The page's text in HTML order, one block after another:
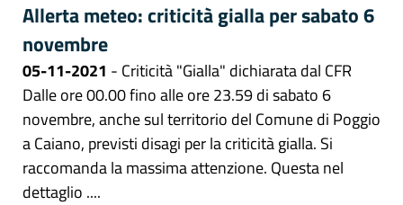
Allerta meteo: criticità gialla per sabato 6
novembre
05-11-2021 - Criticità "Gialla" dichiarata dal CFR
Dalle ore 00.00 fino alle ore 23.59 di sabato 6
novembre, anche sul territorio del Comune di Poggio
a Caiano, previsti disagi per la criticità gialla. Si
raccomanda la massima attenzione. Questa nel
dettaglio ....